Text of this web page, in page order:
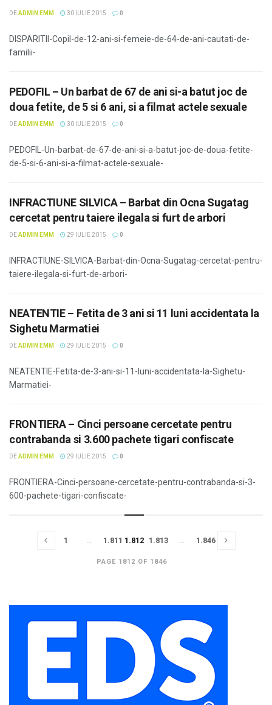
DEADMIN EMM 30 IULIE 2015 0
DISPARITII-Copil-de-12-ani-si-femeie-de-64-de-ani-cautati-de-
familii-
PEDOFIL – Un barbat de 67 de ani si-a batut joc de
doua fetite, de 5 si 6 ani, si a filmat actele sexuale
DEADMIN EMM 30 IULIE 2015 0
PEDOFIL-Un-barbat-de-67-de-ani-si-a-batut-joc-de-doua-fetite-
de-5-si-6-ani-si-a-filmat-actele-sexuale-
INFRACTIUNE SILVICA – Barbat din Ocna Sugatag
cercetat pentru taiere ilegala si furt de arbori
DEADMIN EMM 29 IULIE 2015 0
INFRACTIUNE-SILVICA-Barbat-din-Ocna-Sugatag-cercetat-pentru-
taiere-ilegala-si-furt-de-arbori-
NEATENTIE – Fetita de 3 ani si 11 luni accidentata la
Sighetu Marmatiei
DEADMIN EMM 29 IULIE 2015 0
NEATENTIE-Fetita-de-3-ani-si-11-luni-accidentata-la-Sighetu-
Marmatiei-
FRONTIERA – Cinci persoane cercetate pentru
contrabanda si 3.600 pachete tigari confiscate
DEADMIN EMM 29 IULIE 2015 0
FRONTIERA-Cinci-persoane-cercetate-pentru-contrabanda-si-3-
600-pachete-tigari-confiscate-
PAGE 1812 OF 1846
1 … 1.811 1.812 1.813 … 1.846